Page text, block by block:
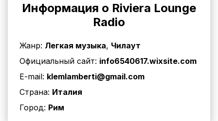
Информация о Riviera Lounge
Radio
Жанр: Легкая музыка, Чилаут
Официальный сайт: info6540617.wixsite.com
E-mail: klemlamberti@gmail.com
Страна: Италия
Город: Рим